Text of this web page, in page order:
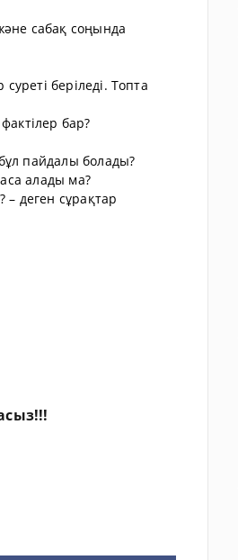
сабақ соңында
беріледі. Топта
бар?
пайдалы болады?
алады ма?
деген сұрақтар